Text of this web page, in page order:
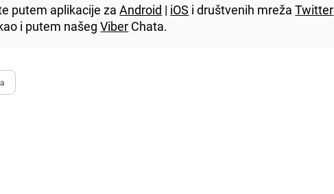
putem aplikacije zaAndroid | iOS i društvenih mrežaTwitter
i putem našegViber Chata.